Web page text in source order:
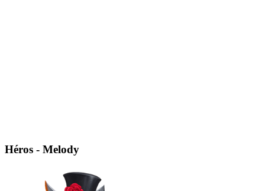
Héros - Melody